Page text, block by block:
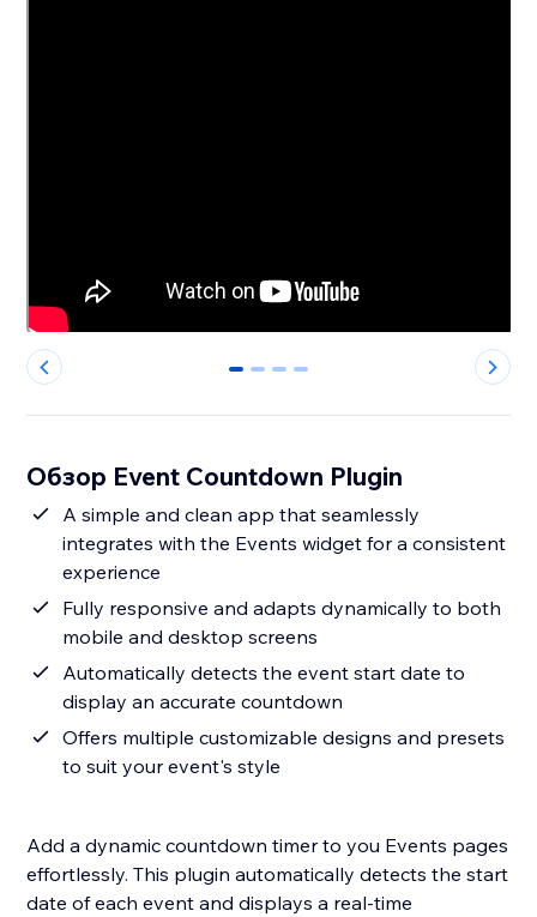
0 1 2 3
Обзор Event Countdown Plugin
A simple and clean app that seamlessly
integrates with the Events widget for a consistent
experience
Fully responsive and adapts dynamically to both
mobile and desktop screens
Automatically detects the event start date to
display an accurate countdown
Offers multiple customizable designs and presets
to suit your event's style
Add a dynamic countdown timer to you Events pages
effortlessly. This plugin automatically detects the start
date of each event and displays a real-time